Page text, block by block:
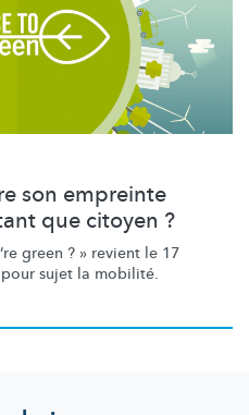
son empreinte
que citoyen ?
green ? » revient le 17
sujet la mobilité.